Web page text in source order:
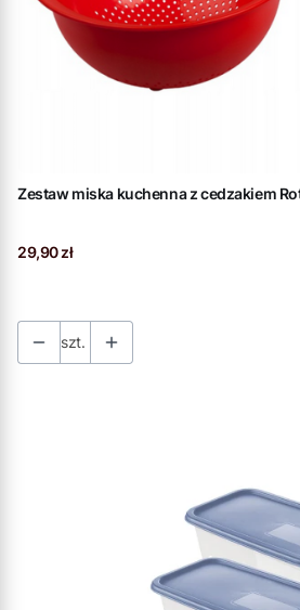
Zestaw miska kuchenna z cedzakiem
Cena
29,90 zł
szt.